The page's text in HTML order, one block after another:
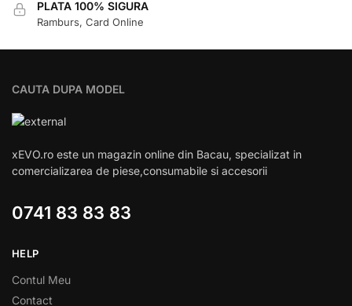
PLATA 100% SIGURA
Ramburs, Card Online
CAUTA DUPA MODEL
xEVO.ro este un magazin online din Bacau, specializat in
comercializarea de piese,consumabile si accesorii
0741 83 83 83
HELP
Contul Meu
Contact